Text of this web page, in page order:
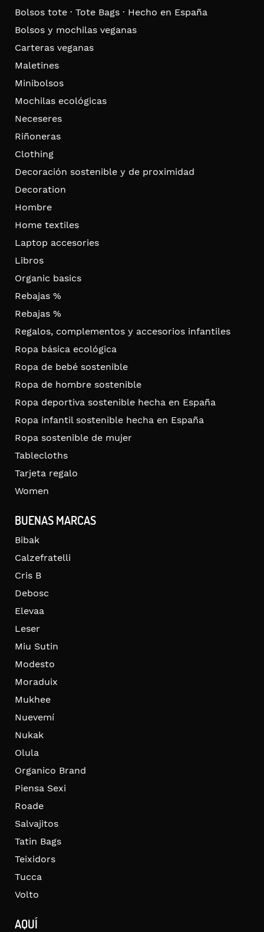
Bolsos tote · Tote Bags · Hecho en España
Bolsos y mochilas veganas
Carteras veganas
Maletines
Minibolsos
Mochilas ecológicas
Neceseres
Riñoneras
Clothing
Decoración sostenible y de proximidad
Decoration
Hombre
Home textiles
Laptop accesories
Libros
Organic basics
Rebajas %
Rebajas %
Regalos, complementos y accesorios infantiles
Ropa básica ecológica
Ropa de bebé sostenible
Ropa de hombre sostenible
Ropa deportiva sostenible hecha en España
Ropa infantil sostenible hecha en España
Ropa sostenible de mujer
Tablecloths
Tarjeta regalo
Women
BUENAS MARCAS
Bibak
Calzefratelli
Cris B
Debosc
Elevaa
Leser
Miu Sutin
Modesto
Moraduix
Mukhee
Nuevemí
Nukak
Olula
Organico Brand
Piensa Sexi
Roade
Salvajitos
Tatin Bags
Teixidors
Tucca
Volto
AQUÍ